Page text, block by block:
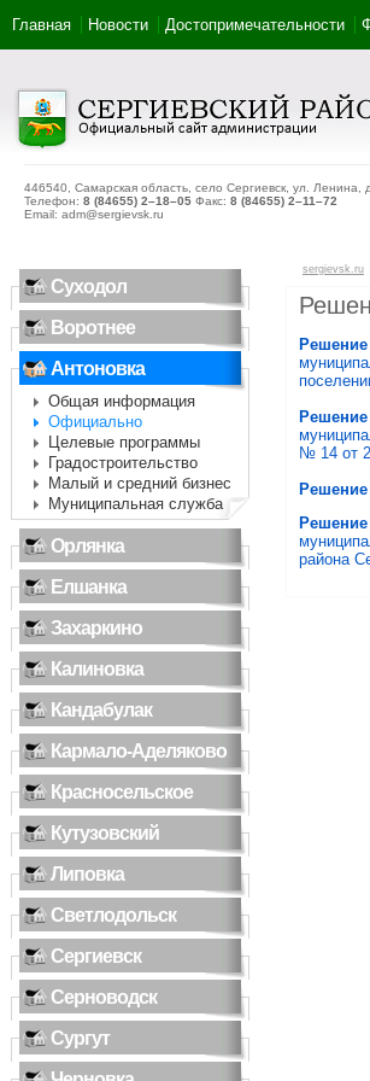
446540, Самарская область, село Сергиевск, ул. Ленина,
Телефон: 8 (84655) 2–18–05 Факс: 8 (84655) 2–11–72
Email: adm@sergievsk.ru
Главная Новости Достопримечательности
Суходол
Воротнее
Антоновка
Общая информация
Официально
Целевые программы
Градостроительство
Малый и средний бизнес
Муниципальная служба
Орлянка
Елшанка
Захаркино
Калиновка
Кандабулак
Кармало-Аделяково
Красносельское
Кутузовский
Липовка
Светлодольск
Сергиевск
Серноводск
Сургут
sergievsk.ru
Решение
Решение
№ 14 от
Решение
Решение
района